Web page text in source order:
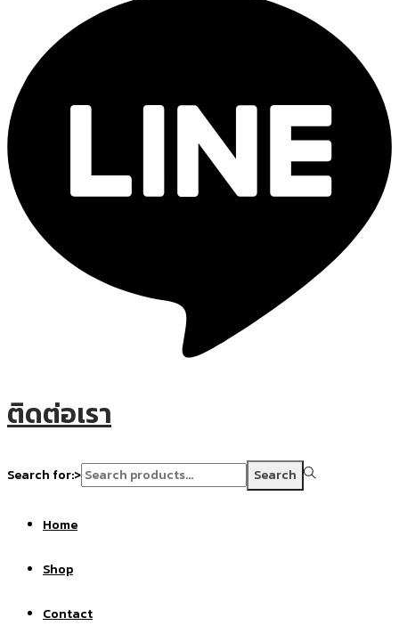
ติดต่อเรา
Search for:> Search
Home
Shop
Contact